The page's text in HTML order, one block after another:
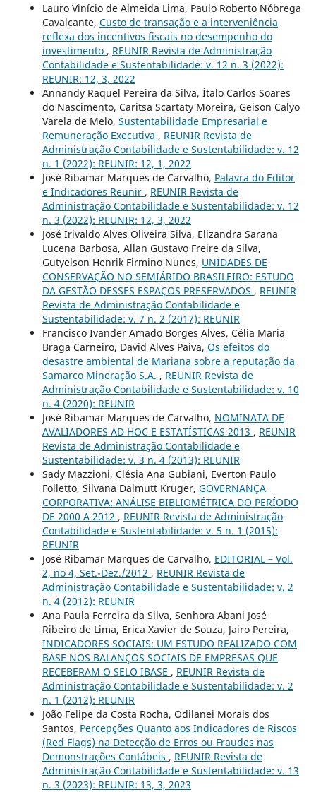
Lauro Vinício de Almeida Lima, Paulo Roberto Nóbrega
Cavalcante, Custo de transação e a interveniência
reflexa dos incentivos fiscais no desempenho do
investimento , REUNIR Revista de Administração
Contabilidade e Sustentabilidade: v. 12 n. 3 (2022):
REUNIR: 12, 3, 2022
Annandy Raquel Pereira da Silva, Ítalo Carlos Soares
do Nascimento, Caritsa Scartaty Moreira, Geison Calyo
Varela de Melo, Sustentabilidade Empresarial e
Remuneração Executiva , REUNIR Revista de
Administração Contabilidade e Sustentabilidade: v. 12
n. 1 (2022): REUNIR: 12, 1, 2022
José Ribamar Marques de Carvalho, Palavra do Editor
e Indicadores Reunir , REUNIR Revista de
Administração Contabilidade e Sustentabilidade: v. 12
n. 3 (2022): REUNIR: 12, 3, 2022
José Irivaldo Alves Oliveira Silva, Elizandra Sarana
Lucena Barbosa, Allan Gustavo Freire da Silva,
Gutyelson Henrik Firmino Nunes, UNIDADES DE
CONSERVAÇÃO NO SEMIÁRIDO BRASILEIRO: ESTUDO
DA GESTÃO DESSES ESPAÇOS PRESERVADOS , REUNIR
Revista de Administração Contabilidade e
Sustentabilidade: v. 7 n. 2 (2017): REUNIR
Francisco Ivander Amado Borges Alves, Célia Maria
Braga Carneiro, David Alves Paiva, Os efeitos do
desastre ambiental de Mariana sobre a reputação da
Samarco Mineração S.A. , REUNIR Revista de
Administração Contabilidade e Sustentabilidade: v. 10
n. 4 (2020): REUNIR
José Ribamar Marques de Carvalho, NOMINATA DE
AVALIADORES AD HOC E ESTATÍSTICAS 2013 , REUNIR
Revista de Administração Contabilidade e
Sustentabilidade: v. 3 n. 4 (2013): REUNIR
Sady Mazzioni, Clésia Ana Gubiani, Everton Paulo
Folletto, Silvana Dalmutt Kruger, GOVERNANÇA
CORPORATIVA: ANÁLISE BIBLIOMÉTRICA DO PERÍODO
DE 2000 A 2012 , REUNIR Revista de Administração
Contabilidade e Sustentabilidade: v. 5 n. 1 (2015):
REUNIR
José Ribamar Marques de Carvalho, EDITORIAL – Vol.
2, no 4, Set.-Dez./2012 , REUNIR Revista de
Administração Contabilidade e Sustentabilidade: v. 2
n. 4 (2012): REUNIR
Ana Paula Ferreira da Silva, Senhora Abani José
Ribeiro de Lima, Erica Xavier de Souza, Jairo Pereira,
INDICADORES SOCIAIS: UM ESTUDO REALIZADO COM
BASE NOS BALANÇOS SOCIAIS DE EMPRESAS QUE
RECEBERAM O SELO IBASE , REUNIR Revista de
Administração Contabilidade e Sustentabilidade: v. 2
n. 1 (2012): REUNIR
João Felipe da Costa Rocha, Odilanei Morais dos
Santos, Percepções Quanto aos Indicadores de Riscos
(Red Flags) na Detecção de Erros ou Fraudes nas
Demonstrações Contábeis , REUNIR Revista de
Administração Contabilidade e Sustentabilidade: v. 13
n. 3 (2023): REUNIR: 13, 3, 2023